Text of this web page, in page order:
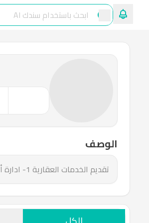
الوصف
تقديم الخدمات العقارية 1- ادارة أملاك 2- التسويق العقاري 3- إدارة المرافق 4- العقود الالكترونية